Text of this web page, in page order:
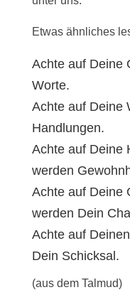
Etwas ähnliches
Achte auf Deine
Worte.
Achte auf Deine
Handlungen.
Achte auf Deine
werden
Achte auf Deine
werden Dein
Achte auf
Dein Schicksal.
(aus dem Talmud)